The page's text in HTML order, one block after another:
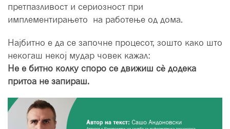
претпазливост и сериозност при
имплементирањето на работење од дома.
Најбитно е да се започне процесот, зошто како што
некогаш некој мудар човек кажал:
Не е битно колку споро се движиш сè додека
притоа не запираш.